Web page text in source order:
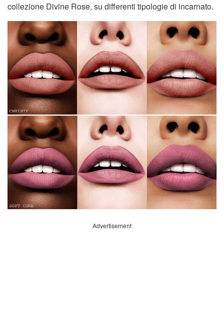
collezione Divine Rose, su differenti tipologie di incarnato.
Advertisement